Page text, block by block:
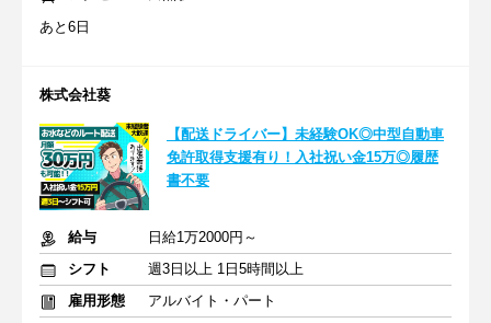
あと6日
株式会社葵
【配送ドライバー】未経験OK◎中型自動車
免許取得支援有り！入社祝い金15万◎履歴
書不要
給与
日給1万2000円～
シフト
週3日以上 1日5時間以上
雇用形態
アルバイト・パート